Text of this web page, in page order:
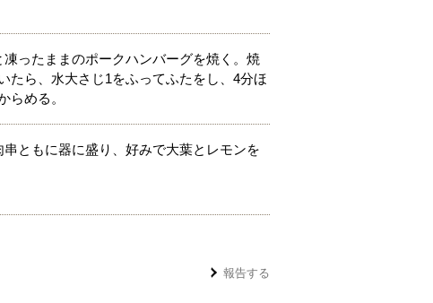
ったままのポークハンバーグを焼く。焼
たら、水大さじ1をふってふたをし、4分ほ
らめる。
ともに器に盛り、好みで大葉とレモンを
報告する